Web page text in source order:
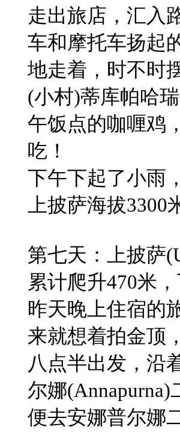
走出旅店，汇入
车和摩托车扬起
地走着，时不时
(小村)蒂库帕哈
午饭点的咖喱鸡
吃！
下午下起了小雨
上披萨海拔
第七天：上披萨
累计爬升470米
昨天晚上住宿的
来就想着拍金顶
八点半出发，沿
尔娜(Annapurna)
便去安娜普尔娜